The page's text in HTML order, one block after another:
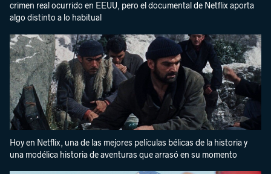
crimen real ocurrido en EEUU, pero el documental de Netflix aporta
algo distinto a lo habitual
Hoy en Netflix, una de las mejores películas bélicas de la historia y
una modélica historia de aventuras que arrasó en su momento